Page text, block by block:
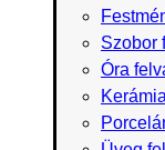
Szobor
Óra